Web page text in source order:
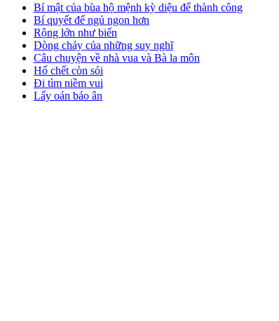
Bí mật của bùa hộ mệnh kỳ diệu để thành công
Bí quyết để ngủ ngon hơn
Rộng lớn như biển
Dòng chảy của những suy nghĩ
Câu chuyện về nhà vua và Bà la môn
Hổ chết còn sói
Đi tìm niềm vui
Lấy oán báo ân